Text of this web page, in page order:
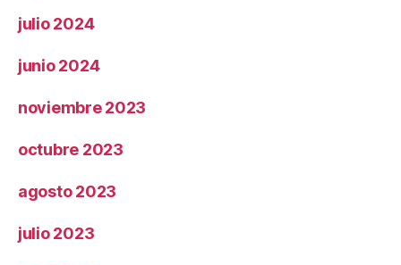
julio 2024
junio 2024
noviembre 2023
octubre 2023
agosto 2023
julio 2023